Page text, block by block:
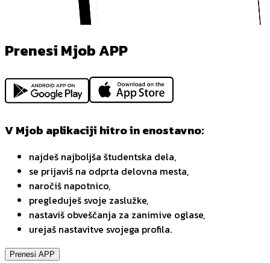
Prenesi Mjob APP
V Mjob aplikaciji hitro in enostavno:
najdeš najboljša študentska dela,
se prijaviš na odprta delovna mesta,
naročiš napotnico,
pregleduješ svoje zaslužke,
nastaviš obveščanja za zanimive oglase,
urejaš nastavitve svojega profila.
Prenesi APP